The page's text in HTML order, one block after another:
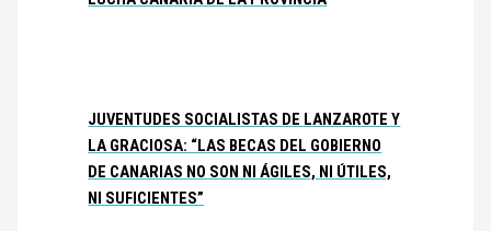
JUVENTUDES SOCIALISTAS DE LANZAROTE Y
LA GRACIOSA: “LAS BECAS DEL GOBIERNO
DE CANARIAS NO SON NI ÁGILES, NI ÚTILES,
NI SUFICIENTES”